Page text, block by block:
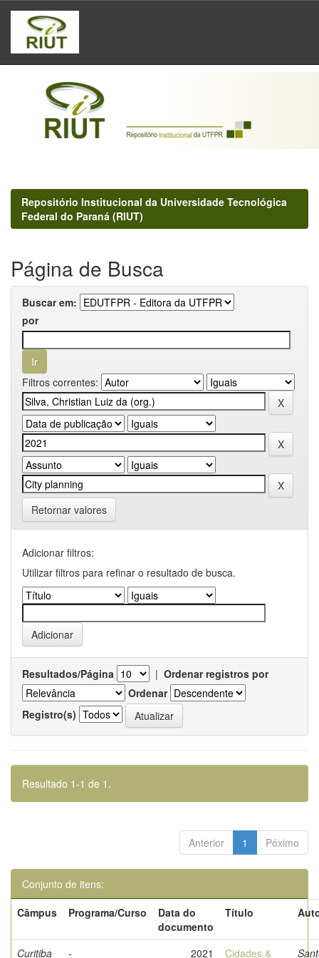
Skip
navigation
Repositório Institucional da Universidade Tecnológica
Federal do Paraná (RIUT)
Página de Busca
Buscar em:
por
Filtros correntes:
Retornar valores
Adicionar filtros:
Utilizar filtros para refinar o resultado de busca.
Resultados/Página | Ordenar registros por
Ordenar
Registro(s)
Resultado 1-1 de 1.
Anterior 1 Póximo
Conjunto de itens:
Câmpus
Programa/Curso
Data do
documento
Título
Curitiba - 2021
Cidades &